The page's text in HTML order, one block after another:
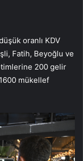
oranlı KDV
Fatih, Beyoğlu ve
200 gelir
mükellef